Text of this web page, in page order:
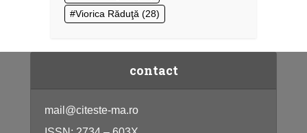
Viorica Răduţă (28)
contact
mail@citeste-ma.ro